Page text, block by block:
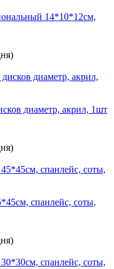
14*10*12см,
диаметр, акрил, 1шт
спанлейс, соты,